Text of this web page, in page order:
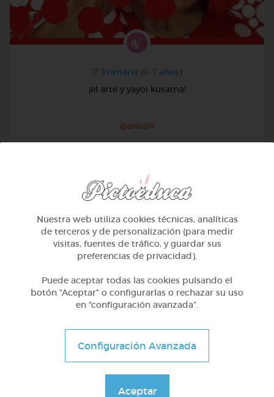
1º Primaria (6-7 años)
¡el arte y yayoi kusama!
@avilla74
1º Primaria (6-7 años)
Geometría y fotografía
Nuestra web utiliza cookies técnicas, analíticas
de terceros y de personalización (para medir
visitas, fuentes de tráfico, y guardar sus
preferencias de privacidad).
Puede aceptar todas las cookies pulsando el
botón “Aceptar” o configurarlas o rechazar su uso
en “configuración avanzada”.
Configuración Avanzada
Aceptar